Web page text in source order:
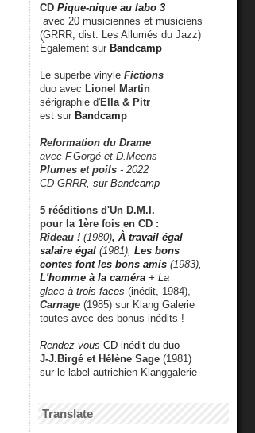
CD Pique-nique au labo 3
avec 20 musiciennes et musiciens
(GRRR, dist. Les Allumés du Jazz)
Également sur Bandcamp
Le superbe vinyle Fictions
duo avec Lionel Martin
sérigraphie d'Ella & Pitr
est sur Bandcamp
Reformation du Drame
avec F.Gorgé et D.Meens
Plumes et poils - 2022
CD GRRR, sur Bandcamp
5 rééditions d'Un D.M.I.
pour la 1ère fois en CD :
Rideau ! (1980), À travail égal
salaire égal (1981), Les bons
contes font les bons amis (1983),
L'homme à la caméra + La
glace à trois faces (inédit, 1984),
Carnage (1985) sur Klang Galerie
toutes avec des bonus inédits !
Rendez-vous CD inédit du duo
J-J.Birgé et Hélène Sage (1981)
sur le label autrichien Klanggalerie
Translate